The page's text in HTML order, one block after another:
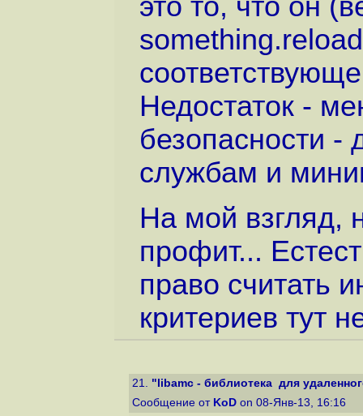
это то, что он
Недостаток -
безопасности -
службам и
На мой взгляд,
профит...
право считать
критериев тут
21. "libamc - библиотека для
Сообщение от KoD on 08-Янв-13, 16:16